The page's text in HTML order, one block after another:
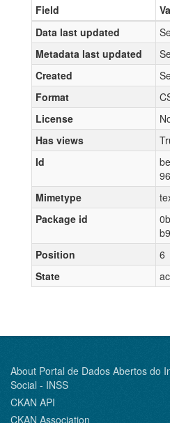
Field
Data last updated
Metadata last updated
Created
Format
License
Has views
Id
Mimetype
Package id
Position
6
State
About Portal de Dados Abertos do
Social - INSS
CKAN API
CKAN Association